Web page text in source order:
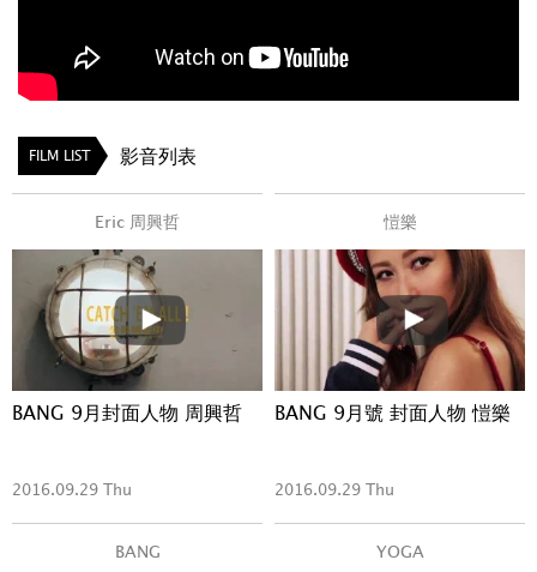
FILM LIST 影音列表
Eric 周興哲
BANG 9月封面人物 周興哲
2016.09.29 Thu
愷樂
BANG 9月號 封面人物 愷樂
2016.09.29 Thu
BANG YOGA